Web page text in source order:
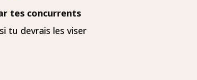
tes concurrents
tu devrais les viser